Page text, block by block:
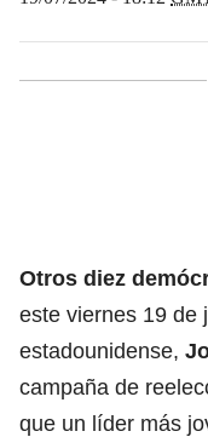
Otros diez
este viernes 19 de
estadounidense,
campaña de
que un líder más